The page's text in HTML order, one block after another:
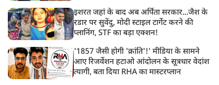
इशरत जहां के बाद अब अर्पिता सरकार...जैश के
रडार पर सुवेंदु, मोदी स्टाइल टार्गेट करने की
प्लानिंग, STF का बड़ा एक्शन!
'1857 जैसी होगी 'क्रांति'!' मीडिया के सामने
आए रिजर्वेशन हटाओ आंदोलन के सूत्रधार वेदांश
त्यागी, बता दिया RHA का मास्टरप्लान